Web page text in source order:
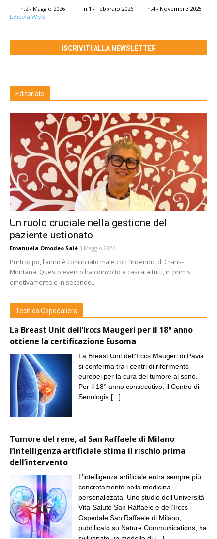
n.2 - Maggio 2026 n.1 - Febbraio 2026 n.4 - Novembre 2025
Edicola Web
ISCRIVITI ALLA NEWSLETTER
Editoriale
Un ruolo cruciale nella gestione del
paziente ustionato
Emanuela Omodeo Salé 3 Maggio 2026
Purtroppo, l’anno è cominciato male con l’incendio di Crans-
Montana. Questo evento ha coinvolto a cascata tutti, in primis
emotivamente e in secondo...
Tecnica Ospedaliera
La Breast Unit dell’Irccs Maugeri per il 18° anno
ottiene la certificazione Eusoma
La Breast Unit dell’Irccs Maugeri di Pavia
si conferma tra i centri di riferimento
europei per la cura del tumore al seno.
Per il 18° anno consecutivo, il Centro di
Senologia [...]
Tumore del rene, al San Raffaele di Milano
l’intelligenza artificiale stima il rischio prima
dell’intervento
L’intelligenza artificiale entra sempre più
concretamente nella medicina
personalizzata. Uno studio dell’Università
Vita-Salute San Raffaele e dell’Irccs
Ospedale San Raffaele di Milano,
pubblicato su Nature Communications, ha